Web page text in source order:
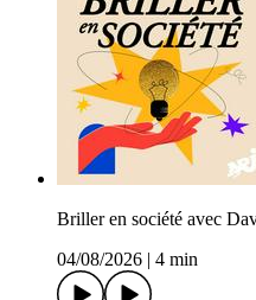
Briller en société avec
04/08/2026
4 min